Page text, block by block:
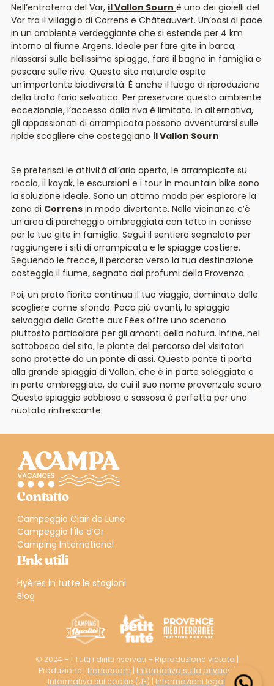
Nell’entroterra del Var, il Vallon Sourn è uno dei gioielli del
Var tra il villaggio di Correns e Châteauvert. Un’oasi di pace
in un ambiente verdeggiante che si estende per 4 km
intorno al fiume Argens. Ideale per fare gite in barca,
rilassarsi sulle bellissime spiagge, fare il bagno in famiglia e
pescare sulle rive. Questo sito naturale ospita
un’importante biodiversità. È anche il luogo di riproduzione
della trota fario selvatica. Per preservare questo ambiente
eccezionale, l’accesso dalla riva è limitato. In alternativa,
gli appassionati di arrampicata possono avventurarsi sulle
ripide scogliere che costeggiano il Vallon Sourn.
Se preferisci le attività all’aria aperta, le arrampicate su
roccia, il kayak, le escursioni e i tour in mountain bike sono
la soluzione ideale. Sono un ottimo modo per esplorare la
zona di Corrensin modo divertente. Nelle vicinanze c’è
un’area di parcheggio ombreggiata con tetto in canisse
per le tue gite in famiglia. Segui il sentiero segnalato per
raggiungere i siti di arrampicata e le spiagge costiere.
Seguendo le frecce, il percorso verso la tua destinazione
costeggia il fiume, segnato dai profumi della Provenza.
Poi, un prato fiorito continua il tuo viaggio, dominato dalle
scogliere come sfondo. Poco più avanti, la spiaggia
selvaggia della Grotte aux Fées offre uno scenario
piuttosto particolare per gli amanti della natura. Infine, nel
sottobosco del sito, le piante del percorso dei visitatori
sono protette da un ponte di assi. Questo ponte ti porta
alla grande spiaggia di Vallon, che è in parte soleggiata e
in parte ombreggiata, da cui il suo nome provenzale scuro.
Questa spiaggia sabbiosa e sassosa è perfetta per una
nuotata rinfrescante.
Contatto
Campeggio Clair de Lune
Campeggio l’Île d’Or
Camping International
Link utili
Hyères in tutte le stagioni
Blog
© 2024 – | Tutti i diritti riservati – Riproduzione vietata |
Produzione : francecom | Informativa sulla privacy |
Informativa sui cookie (UE) | Informazioni legali